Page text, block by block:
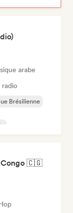
arabe
radio
Brésilienne
Congo 🇨🇬